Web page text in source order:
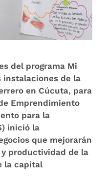
del programa Mi
instalaciones de la
en Cúcuta, para
Emprendimiento
para la
inició la
que mejorarán
productividad de la
la capital